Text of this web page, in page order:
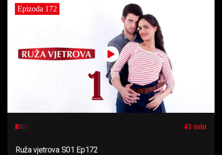
Epizoda 172
41 min
Ruža vjetrova S01 Ep172